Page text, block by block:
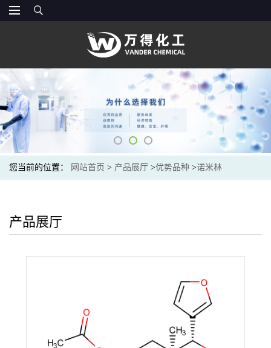
您当前的位置： 网站首页 > 产品展厅 >优势品种 >诺米林
产品展厅